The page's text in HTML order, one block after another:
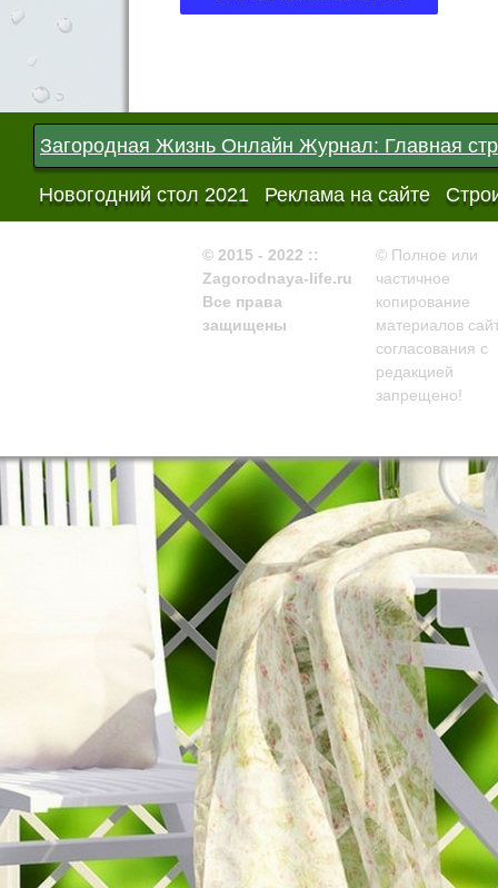
Загородная Жизнь Онлайн Журнал: Главная
Новогодний стол 2021 Реклама на сайте
© 2015 - 2022 ::
Zagorodnaya-life.ru
Все права
защищены
© Полное или
частичное
копирование
материалов
согласования с
редакцией
запрещено!